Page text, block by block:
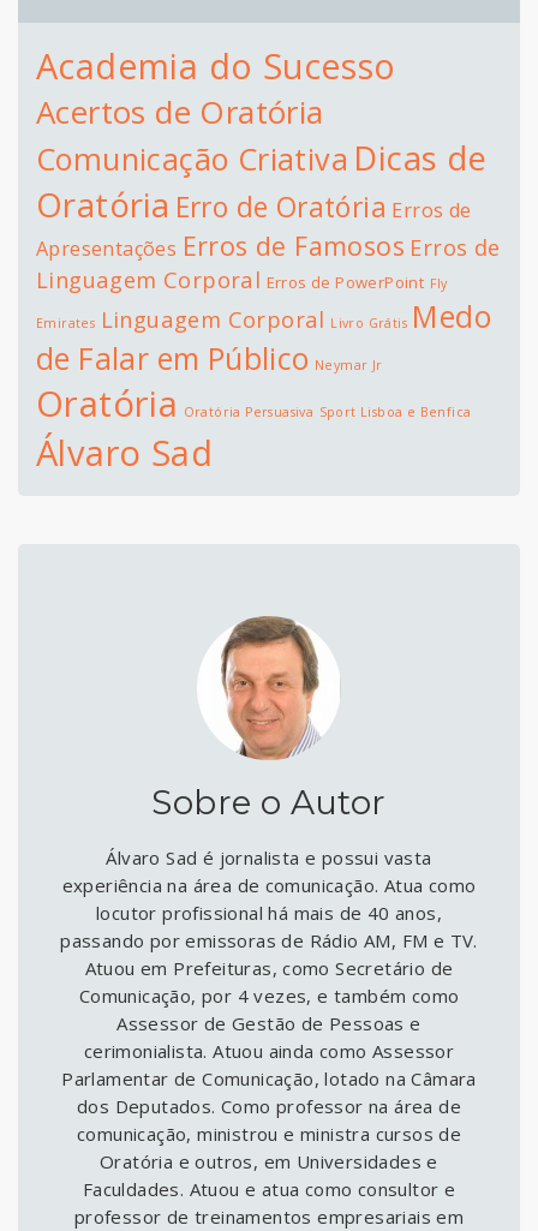
Academia do Sucesso
Acertos de Oratória
Comunicação Criativa Dicas de
Oratória Erro de Oratória Erros de
Apresentações Erros de Famosos Erros de
Linguagem Corporal Erros de PowerPoint Fly
Emirates Linguagem Corporal Livro Grátis Medo
de Falar em Público Neymar Jr
Oratória Oratória Persuasiva Sport Lisboa e Benfica
Álvaro Sad
Sobre o Autor
Álvaro Sad é jornalista e possui vasta
experiência na área de comunicação. Atua como
locutor profissional há mais de 40 anos,
passando por emissoras de Rádio AM, FM e TV.
Atuou em Prefeituras, como Secretário de
Comunicação, por 4 vezes, e também como
Assessor de Gestão de Pessoas e
cerimonialista. Atuou ainda como Assessor
Parlamentar de Comunicação, lotado na Câmara
dos Deputados. Como professor na área de
comunicação, ministrou e ministra cursos de
Oratória e outros, em Universidades e
Faculdades. Atuou e atua como consultor e
professor de treinamentos empresariais em